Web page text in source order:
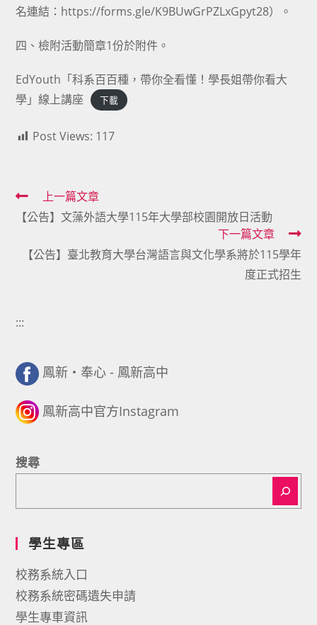
名連結：https://forms.gle/K9BUwGrPZLxGpyt28）。
四、檢附活動簡章1份於附件。
EdYouth「科系百百種，帶你全看懂！學長姐帶你看大
學」線上講座
下載
Post Views: 117
Read
more
articles
上一篇文章
【公告】文藻外語大學115年大學部校園開放日活動
下一篇文章
【公告】臺北教育大學台灣語言與文化學系將於115學年
度正式招生
:::
鳳新・奉心 - 鳳新高中
鳳新高中官方Instagram
搜尋
學生專區
校務系統入口
校務系統密碼遺失申請
學生專車資訊